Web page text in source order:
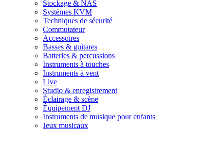
Stockage & NAS
Systèmes KVM
Techniques de sécurité
Commutateur
Accessoires
Basses & guitares
Batteries & percussions
Instruments à touches
Instruments à vent
Live
Studio & enregistrement
Éclairage & scène
Équipement DJ
Instruments de musique pour enfants
Jeux musicaux